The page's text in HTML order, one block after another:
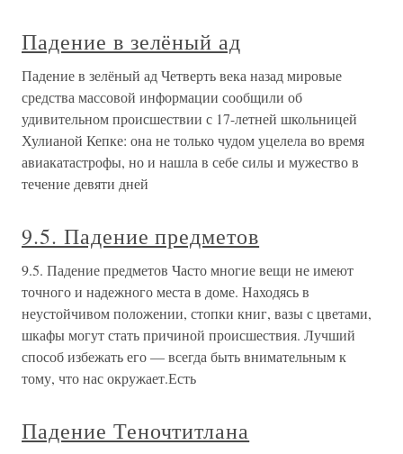
Падение в зелёный ад
Падение в зелёный ад Четверть века назад мировые
средства массовой информации сообщили об
удивительном происшествии с 17-летней школьницей
Хулианой Кепке: она не только чудом уцелела во время
авиакатастрофы, но и нашла в себе силы и мужество в
течение девяти дней
9.5. Падение предметов
9.5. Падение предметов Часто многие вещи не имеют
точного и надежного места в доме. Находясь в
неустойчивом положении, стопки книг, вазы с цветами,
шкафы могут стать причиной происшествия. Лучший
способ избежать его — всегда быть внимательным к
тому, что нас окружает.Есть
Падение Теночтитлана